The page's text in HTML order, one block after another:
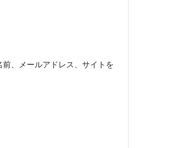
、メールアドレス、サイトを